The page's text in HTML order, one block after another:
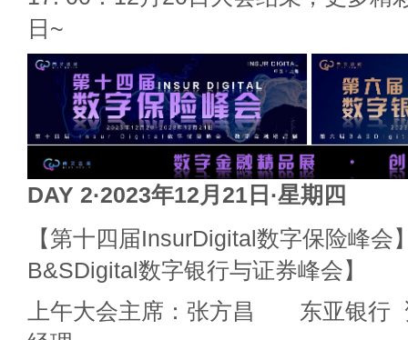
日~
DAY 2·2023年12月21日·星期四
【第十四届InsurDigital数字保险峰会
B&SDigital数字银行与证券峰会】
上午大会主席：张方昌 东亚银行